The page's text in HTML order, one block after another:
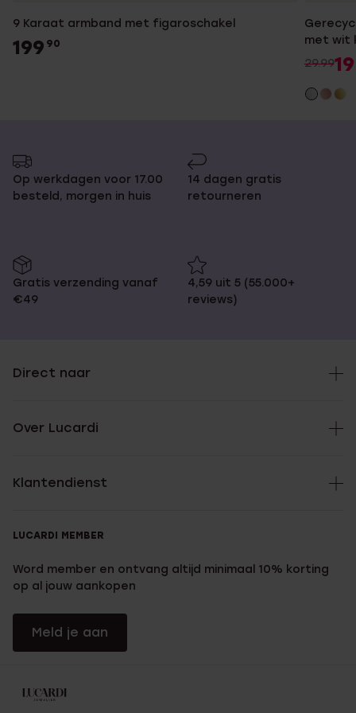
9 Karaat armband met figaroschakel
199 90
met wit
29.9919
Op werkdagen voor 17.00
besteld, morgen in huis
14 dagen gratis
retourneren
Gratis verzending vanaf
€49
4,59 uit 5 (55.000+
reviews)
Direct naar
Over Lucardi
Klantendienst
LUCARDI MEMBER
Word member en ontvang altijd minimaal 10% korting
op al jouw aankopen
Meld je aan